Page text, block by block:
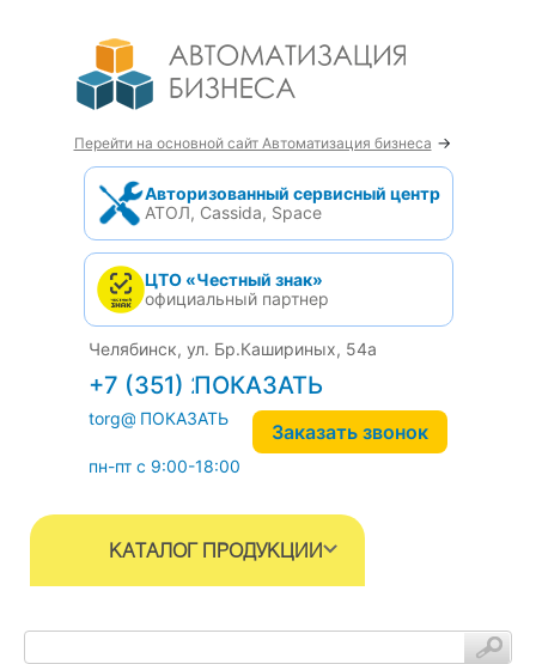
Перейти на основной сайт Автоматизация бизнеса →
Авторизованный сервисный центр
АТОЛ, Cassida, Space
ЦТО «Честный знак»
официальный партнер
Челябинск, ул. Бр.Кашириных, 54а
+7 (351) 242-04-09
torg@1cab.ru
Заказать звонок
пн-пт с 9:00-18:00
КАТАЛОГ ПРОДУКЦИИ